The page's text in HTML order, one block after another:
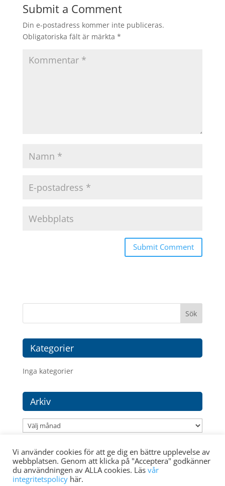
Submit a Comment
Din e-postadress kommer inte publiceras.
Obligatoriska fält är märkta *
Kategorier
Inga kategorier
Arkiv
Arkiv
Vi använder cookies för att ge dig en bättre upplevelse av
webbplatsen. Genom att klicka på "Acceptera" godkänner
du användningen av ALLA cookies. Läs vår
integritetspolicy här.